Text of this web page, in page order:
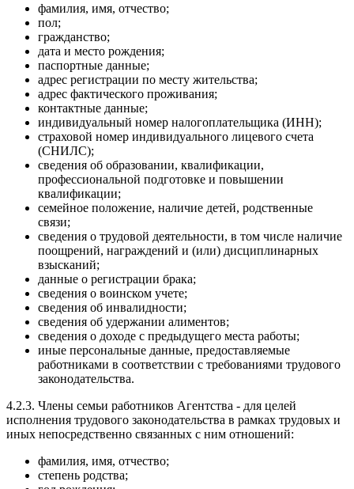
фамилия, имя, отчество;
пол;
гражданство;
дата и место рождения;
паспортные данные;
адрес регистрации по месту жительства;
адрес фактического проживания;
контактные данные;
индивидуальный номер налогоплательщика (ИНН);
страховой номер индивидуального лицевого счета
(СНИЛС);
сведения об образовании, квалификации,
профессиональной подготовке и повышении
квалификации;
семейное положение, наличие детей, родственные
связи;
сведения о трудовой деятельности, в том числе наличие
поощрений, награждений и (или) дисциплинарных
взысканий;
данные о регистрации брака;
сведения о воинском учете;
сведения об инвалидности;
сведения об удержании алиментов;
сведения о доходе с предыдущего места работы;
иные персональные данные, предоставляемые
работниками в соответствии с требованиями трудового
законодательства.
4.2.3. Члены семьи работников Агентства - для целей
исполнения трудового законодательства в рамках трудовых и
иных непосредственно связанных с ним отношений:
фамилия, имя, отчество;
степень родства;